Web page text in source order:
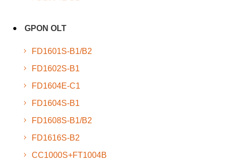
GPON OLT
FD1601S-B1/B2
FD1602S-B1
FD1604E-C1
FD1604S-B1
FD1608S-B1/B2
FD1616S-B2
CC1000S+FT1004B